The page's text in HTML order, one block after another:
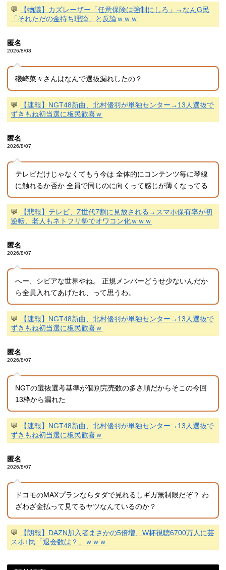
💬
【物議】カズレーザー「任意保険は強制にしろ」→なんG民
「それただの金持ち理論」と反論ｗｗｗ
匿名
2026/8/08
磯崎菜々さんはなんで選抜漏れしたの？
💬
【速報】NGT48新曲、北村優羽が単独センター→13人選抜で
ずきもね初当選に板民歓喜ｗ
匿名
2026/8/07
テレビだけじゃなくてもう今は 全体的にコンテンツ毎に琴線
に触れるか否か 全員で同じのに向くって感じが薄くなってる
💬
【悲報】テレビ、Z世代7割に見放される→スマホ保有率が初
逆転、老人もネトフリ勢でオワコン化ｗｗｗ
匿名
2026/8/07
へー、シビアな世界やね。 正規メンバーどうせ少ないんだか
ら全員入れてあげたれ、って思うわ。
💬
【速報】NGT48新曲、北村優羽が単独センター→13人選抜で
ずきもね初当選に板民歓喜ｗ
匿名
2026/8/07
NGTの選抜選考基準が個別完売数の多さ順だからそこの今回
13枠から漏れた
💬
【速報】NGT48新曲、北村優羽が単独センター→13人選抜で
ずきもね初当選に板民歓喜ｗ
匿名
2026/8/07
ドコモのMAXプランならタダで見れるしギガ無制限だぞ？ わ
ざわざ金払って見てるヤツなんているのか？
💬
【朗報】DAZN加入者まさかの5倍増、W杯視聴6700万人に芸
スポ+民「退会数は？」ｗｗｗ